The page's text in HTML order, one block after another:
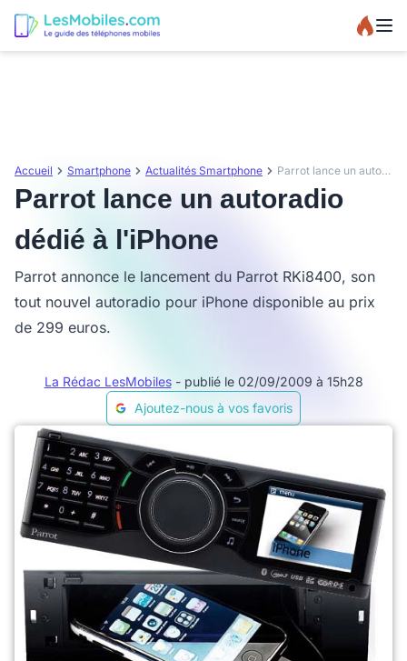
Accueil Smartphone Actualités Smartphone Parrot lance un autoradio dédié à l'iPhone
Parrot lance un autoradio
dédié à l'iPhone
Parrot annonce le lancement du Parrot RKi8400, son
tout nouvel autoradio pour iPhone disponible au prix
de 299 euros.
La Rédac LesMobiles - publié le 02/09/2009 à 15h28
Ajoutez-nous à vos favoris